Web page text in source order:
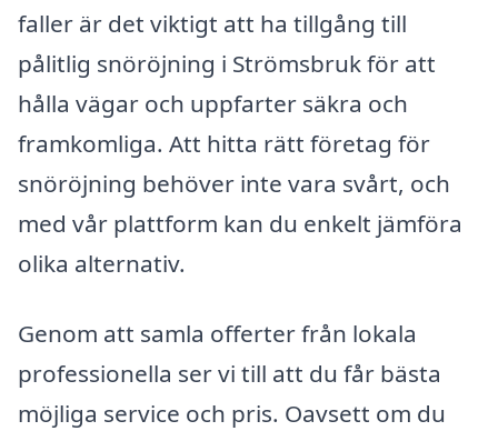
faller är det viktigt att ha tillgång till
pålitlig snöröjning i Strömsbruk för att
hålla vägar och uppfarter säkra och
framkomliga. Att hitta rätt företag för
snöröjning behöver inte vara svårt, och
med vår plattform kan du enkelt jämföra
olika alternativ.
Genom att samla offerter från lokala
professionella ser vi till att du får bästa
möjliga service och pris. Oavsett om du